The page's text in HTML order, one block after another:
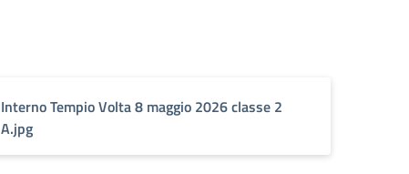
Interno Tempio Volta 8 maggio 2026 classe 2
A.jpg